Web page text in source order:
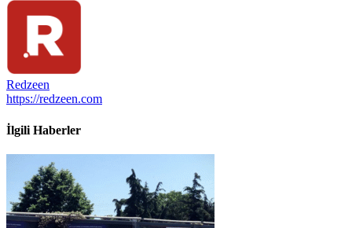
Redzeen
https://redzeen.com
İlgili Haberler